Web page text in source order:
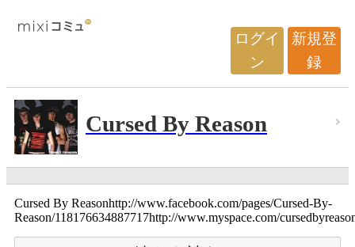
ログイ
ン
新規登
録
Cursed By Reason
Cursed By Reasonhttp://www.facebook.com/pages/Cursed-By-
Reason/118176634887717http://www.myspace.com/